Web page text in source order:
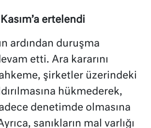
ertelendi
ardından duruşma
etti. Ara kararını
şirketler üzerindeki
hükmederek,
denetimde olmasına
sanıkların mal varlığı